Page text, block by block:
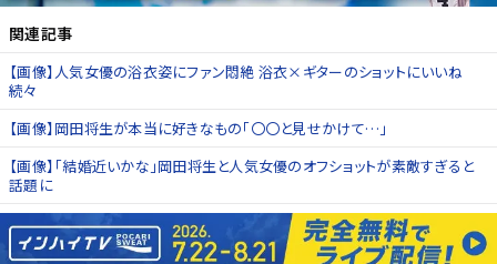
関連記事
【画像】人気女優の浴衣姿にファン悶絶 浴衣×ギターのショットにいいね
続々
【画像】岡田将生が本当に好きなもの「〇〇と見せかけて…」
【画像】「結婚近いかな」岡田将生と人気女優のオフショットが素敵すぎると
話題に